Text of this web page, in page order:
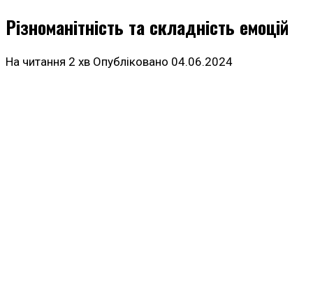
Різноманітність та складність емоцій
На читання 2 хв Опубліковано 04.06.2024